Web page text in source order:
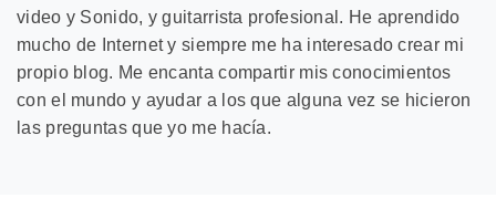
video y Sonido, y guitarrista profesional. He aprendido
mucho de Internet y siempre me ha interesado crear mi
propio blog. Me encanta compartir mis conocimientos
con el mundo y ayudar a los que alguna vez se hicieron
las preguntas que yo me hacía.